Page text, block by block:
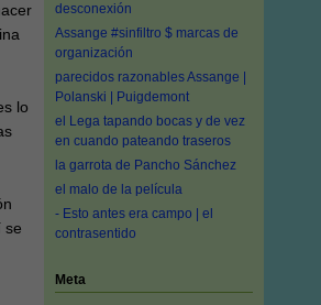
lo
se
desconexión
Assange #sinfiltro $ marcas de
organización
parecidos razonables Assange |
Polanski | Puigdemont
el Lega tapando bocas y de vez
en cuando pateando traseros
la garrota de Pancho Sánchez
el malo de la película
- Esto antes era campo | el
contrasentido
Meta